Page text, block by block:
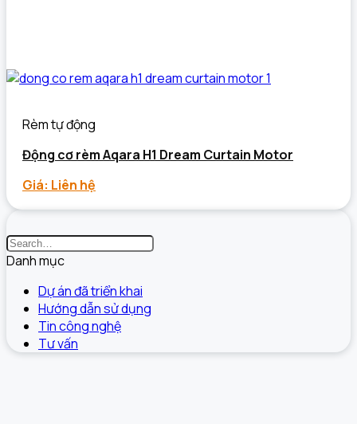
Rèm tự động
Động cơ rèm Aqara H1 Dream Curtain Motor
Giá: Liên hệ
Danh mục
Dự án đã triển khai
Hướng dẫn sử dụng
Tin công nghệ
Tư vấn